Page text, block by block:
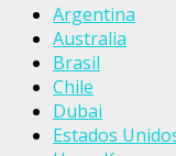
Argentina
Australia
Brasil
Chile
Dubai
Estados